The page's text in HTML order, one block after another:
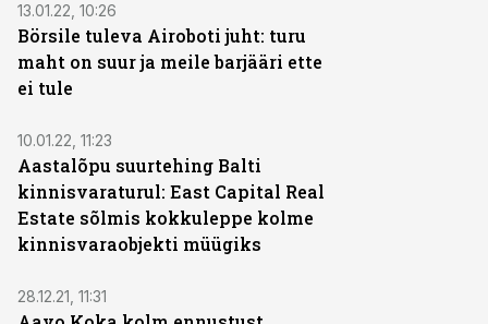
13.01.22, 10:26
Börsile tuleva Airoboti juht: turu
maht on suur ja meile barjääri ette
ei tule
10.01.22, 11:23
Aastalõpu suurtehing Balti
kinnisvaraturul: East Capital Real
Estate sõlmis kokkuleppe kolme
kinnisvaraobjekti müügiks
28.12.21, 11:31